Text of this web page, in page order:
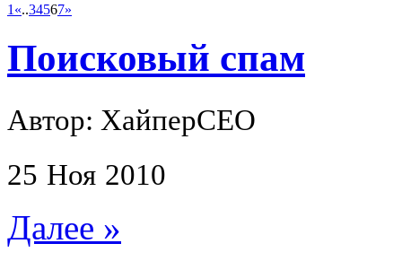
1 «..34567»
Поисковый спам
Автор: ХайперСЕО
25 Ноя 2010
Далее »